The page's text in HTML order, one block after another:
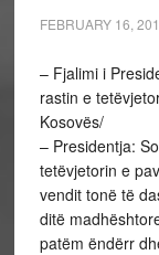
FEBRUARY 16,
– Fjalimi i
rastin e
Kosovës/
– Presidentja:
tetëvjetorin e
vendit tonë të
ditë
patëm ëndërr